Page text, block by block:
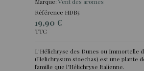
Référence HDB5
19,90 €
TTC
L'Hélichryse des Dunes ou Immortelle
(Helichrysum stoechas) est une plante
famille que l'Hélichryse Italienne.